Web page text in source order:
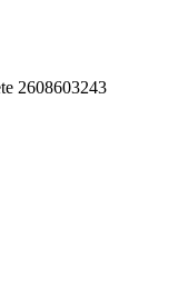
2608603243